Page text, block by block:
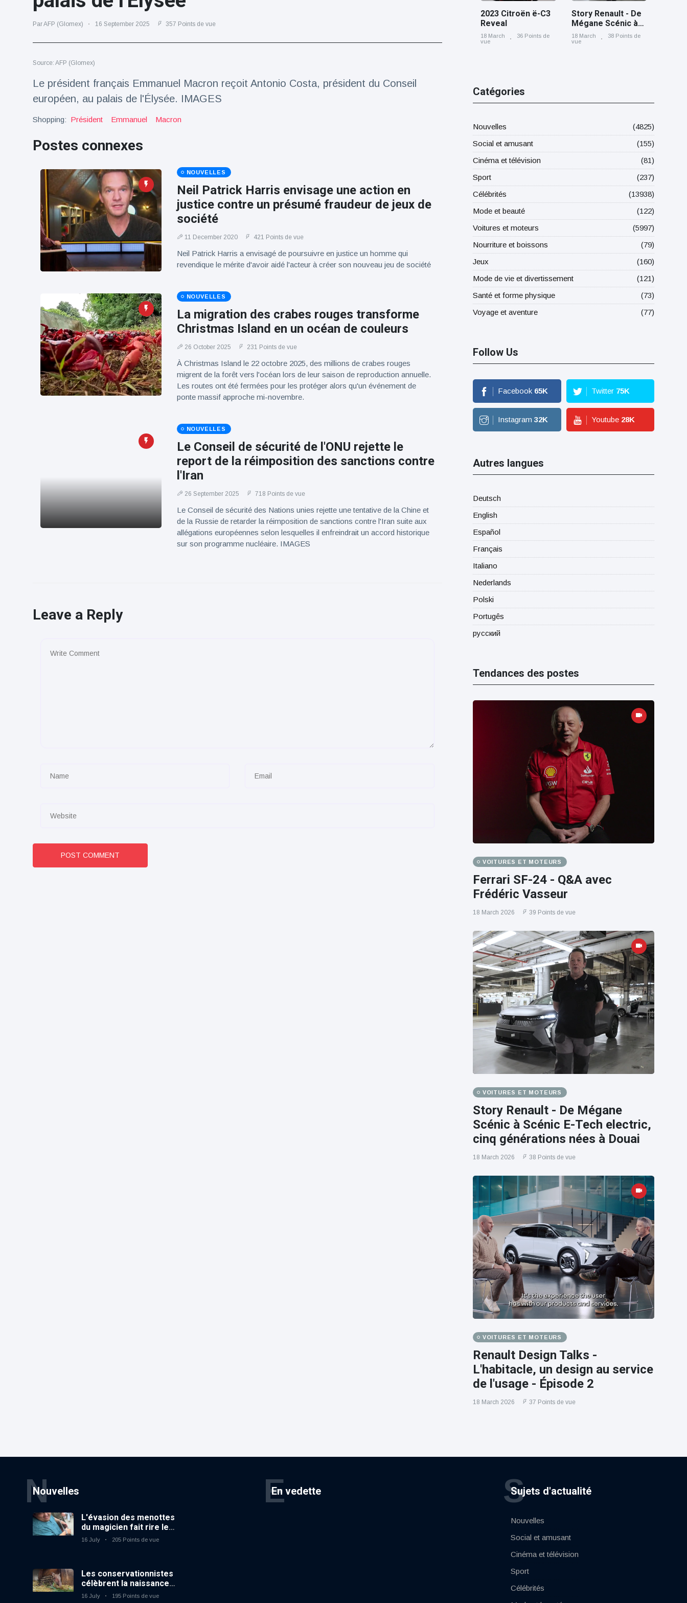
2023 Citroën
ë-C3 Reveal
18 March
Le Roadster
F8 Spider est
le dernier
One-Off de
Maranello
Lotus dévoile
Emeya, sa
première
Hyper-GT
100électrique
18 March
23
Points de vue
Par AFP (Glomex) 16 September 2025 357 Points de vue
Source: AFP (Glomex)
Le président français Emmanuel Macron reçoit Antonio Costa, président du Conseil
européen, au palais de l'Élysée. IMAGES
Shopping: Président Emmanuel Macron
Postes connexes
NOUVELLES
Neil Patrick Harris envisage une action en
justice contre un présumé fraudeur de jeux de
société
11 December 2020 421 Points de vue
Neil Patrick Harris a envisagé de poursuivre en justice un homme qui
revendique le mérite d'avoir aidé l'acteur à créer son nouveau jeu de société
NOUVELLES
La migration des crabes rouges transforme
Christmas Island en un océan de couleurs
26 October 2025 231 Points de vue
À Christmas Island le 22 octobre 2025, des millions de crabes rouges
migrent de la forêt vers l'océan lors de leur saison de reproduction annuelle.
Les routes ont été fermées pour les protéger alors qu'un événement de
ponte massif approche mi-novembre.
NOUVELLES
Le Conseil de sécurité de l'ONU rejette le
report de la réimposition des sanctions contre
l'Iran
26 September 2025 718 Points de vue
Le Conseil de sécurité des Nations unies rejette une tentative de la Chine et
de la Russie de retarder la réimposition de sanctions contre l'Iran suite aux
allégations européennes selon lesquelles il enfreindrait un accord historique
sur son programme nucléaire. IMAGES
Leave a Reply
POST COMMENT
2023 Citroën ë-C3
Reveal
18 March
36 Points de
vue
Story Renault - De
Mégane Scénic à
Scénic E-Tech
electric, cinq
18 March
38 Points de
vue
Catégories
Nouvelles
(4825)
Social et amusant
(155)
Cinéma et télévision
(81)
Sport
(237)
Célébrités
(13938)
Mode et beauté
(122)
Voitures et moteurs
(5997)
Nourriture et boissons
(79)
Jeux
(160)
Mode de vie et divertissement
(121)
Santé et forme physique
(73)
Voyage et aventure
(77)
Follow Us
Facebook 65K Twitter 75K
Instagram 32K Youtube 28K
Autres langues
Deutsch
English
Español
Français
Italiano
Nederlands
Polski
Portugês
русский
Tendances des postes
VOITURES ET MOTEURS
Ferrari SF-24 - Q&A avec
Frédéric Vasseur
18 March 2026 39 Points de vue
VOITURES ET MOTEURS
Story Renault - De Mégane
Scénic à Scénic E-Tech electric,
cinq générations nées à Douai
18 March 2026 38 Points de vue
VOITURES ET MOTEURS
Renault Design Talks -
L'habitacle, un design au service
de l'usage - Épisode 2
18 March 2026 37 Points de vue
Nouvelles
N
L'évasion des menottes
du magicien fait rire le
public
16 July 205 Points de vue
Les conservationnistes
célèbrent la naissance
du premier tapir
16 July 195 Points de vue
En vedette
E Sujets d'actualité
S
Nouvelles
Social et amusant
Cinéma et télévision
Sport
Célébrités